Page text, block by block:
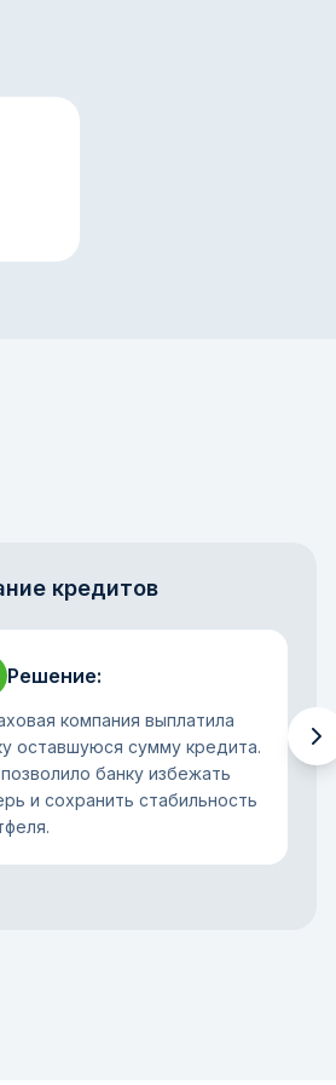
кредитов
Решение:
компания выплатила
оставшуюся сумму кредита.
банку избежать
и сохранить стабильность